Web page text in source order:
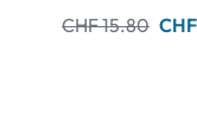
CHF 15.80